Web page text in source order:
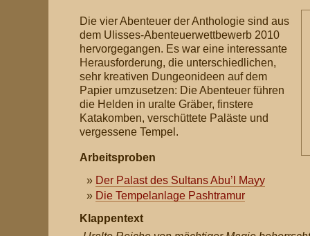
Die vier Abenteuer der Anthologie sind aus
dem Ulisses-Abenteuerwettbewerb 2010
hervorgegangen. Es war eine interessante
Herausforderung, die unterschiedlichen,
sehr kreativen Dungeonideen auf dem
Papier umzusetzen: Die Abenteuer führen
die Helden in uralte Gräber, finstere
Katakomben, verschüttete Paläste und
vergessene Tempel.
Arbeitsproben
Der Palast des Sultans Abu’l Mayy
Die Tempelanlage Pashtramur
Klappentext